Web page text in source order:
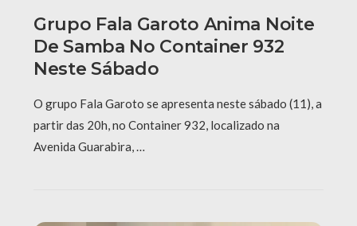
Grupo Fala Garoto Anima Noite
De Samba No Container 932
Neste Sábado
O grupo Fala Garoto se apresenta neste sábado (11), a
partir das 20h, no Container 932, localizado na
Avenida Guarabira, …